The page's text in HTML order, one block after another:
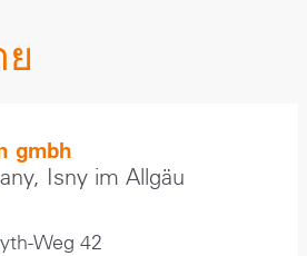
gmbh
Isny im Allgäu
Weg 42